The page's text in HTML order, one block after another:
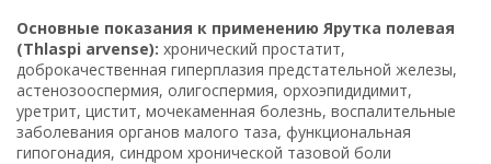
Основные показания к применению Ярутка полевая
(Thlaspi arvense): хронический простатит,
доброкачественная гиперплазия предстательной железы,
астенозооспермия, олигоспермия, орхоэпидидимит,
уретрит, цистит, мочекаменная болезнь, воспалительные
заболевания органов малого таза, функциональная
гипогонадия, синдром хронической тазовой боли